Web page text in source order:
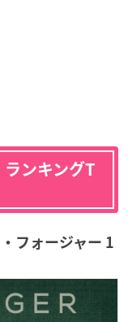
ランキングT
フォージャー 1